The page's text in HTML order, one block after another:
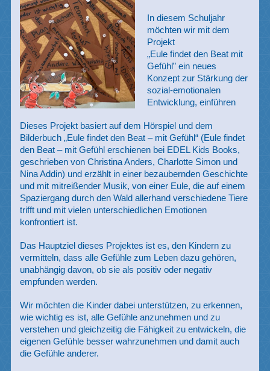
In diesem Schuljahr
möchten wir mit dem
Projekt
„Eule findet den Beat mit
Gefühl” ein neues
Konzept zur Stärkung der
sozial-emotionalen
Entwicklung, einführen
Dieses Projekt basiert auf dem Hörspiel und dem
Bilderbuch „Eule findet den Beat – mit Gefühl“ (Eule findet
den Beat – mit Gefühl erschienen bei EDEL Kids Books,
geschrieben von Christina Anders, Charlotte Simon und
Nina Addin) und erzählt in einer bezaubernden Geschichte
und mit mitreißender Musik, von einer Eule, die auf einem
Spaziergang durch den Wald allerhand verschiedene Tiere
trifft und mit vielen unterschiedlichen Emotionen
konfrontiert ist.
Das Hauptziel dieses Projektes ist es, den Kindern zu
vermitteln, dass alle Gefühle zum Leben dazu gehören,
unabhängig davon, ob sie als positiv oder negativ
empfunden werden.
Wir möchten die Kinder dabei unterstützen, zu erkennen,
wie wichtig es ist, alle Gefühle anzunehmen und zu
verstehen und gleichzeitig die Fähigkeit zu entwickeln, die
eigenen Gefühle besser wahrzunehmen und damit auch
die Gefühle anderer.